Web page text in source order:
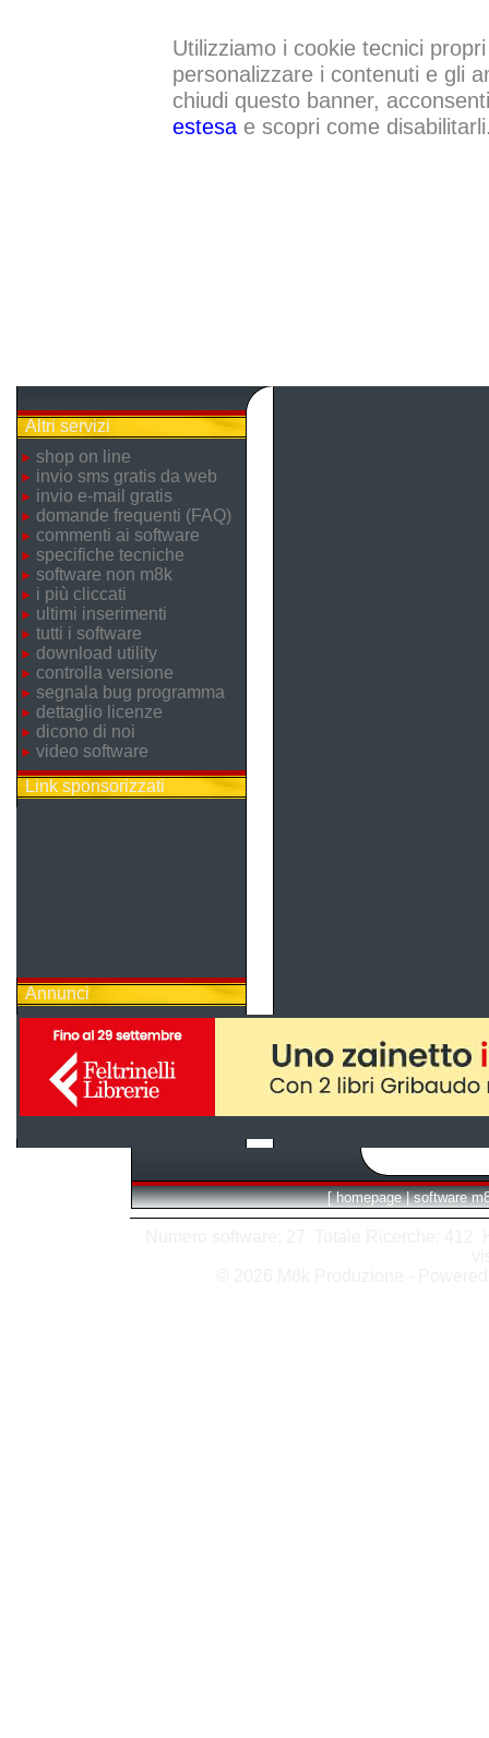
Utilizziamo i cookie tecnici
personalizzare i contenuti e gli
chiudi questo banner,
estesae scopri come
Altri servizi
shop on line
invio sms gratis da web
invio e-mail gratis
domande frequenti (FAQ)
commenti ai software
specifiche tecniche
software non m8k
i più cliccati
ultimi inserimenti
tutti i software
download utility
controlla versione
segnala bug programma
dettaglio licenze
dicono di noi
video software
Link sponsorizzati
Annunci
[ homepage | software